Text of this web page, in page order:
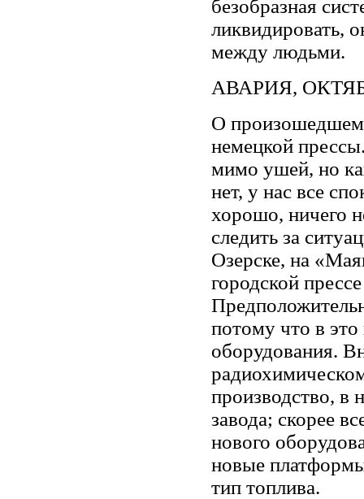
безобразная
ликвидировать,
между людьми.
АВАРИЯ,
О произошедшем
немецкой
мимо ушей, но
нет, у нас все
хорошо, ничего
следить за
Озерске, на
городской
потому что в
оборудования.
производство, в
завода; скорее
нового
новые
тип топлива.